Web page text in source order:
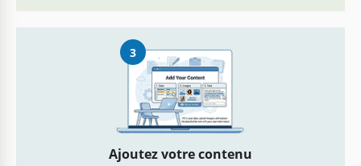
3
Ajoutez votre contenu